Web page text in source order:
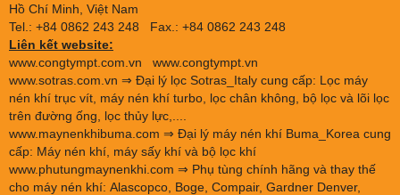
Hồ Chí Minh, Việt Nam
Tel.: +84 0862 243 248 Fax.: +84 0862 243 248
Liên kết website:
www.congtympt.com.vn
www.congtympt.vn
www.sotras.com.vn ⇒ Đại lý lọc Sotras_Italy cung cấp: Lọc máy
nén khí trục vít, máy nén khí turbo, lọc chân không, bộ lọc và lõi lọc
trên đường ống, lọc thủy lực,....
www.maynenkhibuma.com ⇒ Đại lý máy nén khí Buma_Korea cung
cấp: Máy nén khí, máy sấy khí và bộ lọc khí
www.phutungmaynenkhi.com ⇒ Phụ tùng chính hãng và thay thế
cho máy nén khí: Alascopco, Boge, Compair, Gardner Denver,